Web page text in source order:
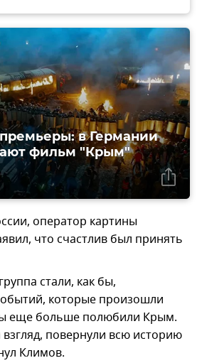
в Германии
фильм "Крым"
оператор картины
что счастлив был принять
стали, как бы,
которые произошли
еще больше полюбили Крым.
повернули всю историю
Климов.